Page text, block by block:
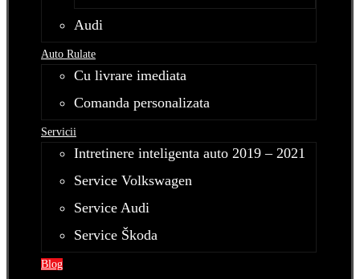
Audi
Auto Rulate
Cu livrare imediata
Comanda personalizata
Servicii
Intretinere inteligenta auto 2019 – 2021
Service Volkswagen
Service Audi
Service Škoda
Blog